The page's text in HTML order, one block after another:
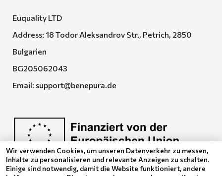
Euquality LTD
Address: 18 Todor Aleksandrov Str., Petrich, 2850
Bulgarien
BG205062043
Email: support@benepura.de
Euquality LTD führt den Vertrag No. BG-RRP-3.005-
Wir verwenden Cookies, um unseren Datenverkehr zu messen,
Inhalte zu personalisieren und relevante Anzeigen zu schalten.
Einige sind notwendig, damit die Website funktioniert, andere